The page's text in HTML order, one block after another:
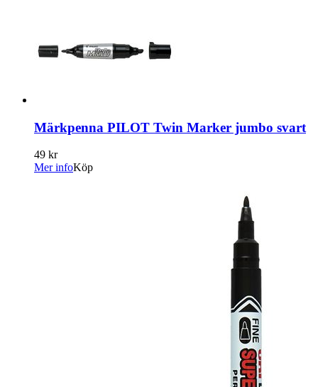
Märkpenna PILOT Twin Marker jumbo svart
49 kr
Mer infoKöp